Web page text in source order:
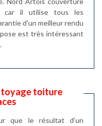
car il utilise tous les
d'un meilleur rendu
est très intéressant
toiture
que le résultat d’un